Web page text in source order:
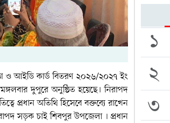
ও আইডি কার্ড বিতরণ ২০২৬/২০২৭ ইং
দুপুরে অনুষ্ঠিত হয়েছে। নিরাপদ
প্রধান অতিথি হিসেবে বক্তব্যে রাখেন
সড়ক চাই শিবপুর উপজেলা । প্রধান
১
২
৩